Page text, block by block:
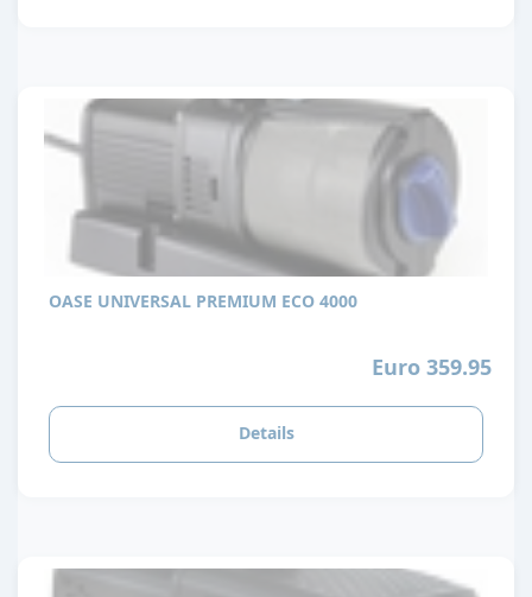
OASE UNIVERSAL PREMIUM ECO 4000
Euro 359.95
Details